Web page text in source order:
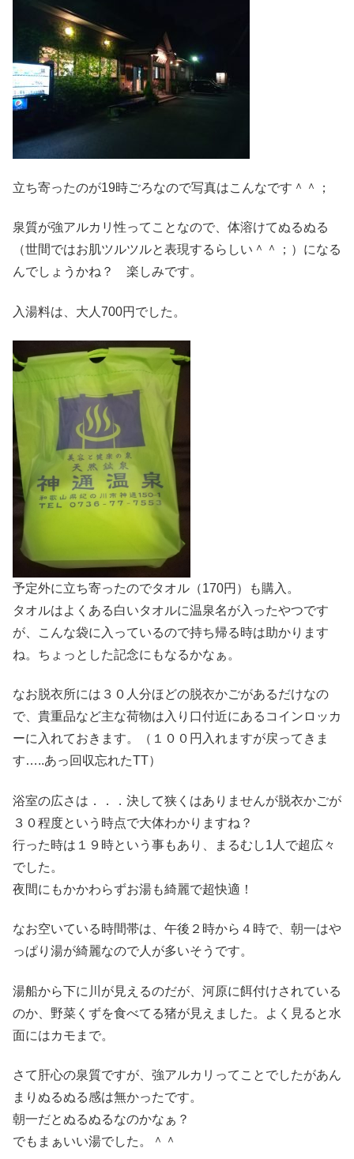
立ち寄ったのが19時ごろなので写真はこんなです＾＾；
泉質が強アルカリ性ってことなので、体溶けてぬるぬる
（世間ではお肌ツルツルと表現するらしい＾＾；）になる
んでしょうかね？ 楽しみです。
入湯料は、大人700円でした。
予定外に立ち寄ったのでタオル（170円）も購入。
タオルはよくある白いタオルに温泉名が入ったやつです
が、こんな袋に入っているので持ち帰る時は助かります
ね。ちょっとした記念にもなるかなぁ。
なお脱衣所には３０人分ほどの脱衣かごがあるだけなの
で、貴重品など主な荷物は入り口付近にあるコインロッカ
ーに入れておきます。（１００円入れますが戻ってきま
す…..あっ回収忘れたTT）
浴室の広さは．．．決して狭くはありませんが脱衣かごが
３０程度という時点で大体わかりますね？
行った時は１９時という事もあり、まるむし1人で超広々
でした。
夜間にもかかわらずお湯も綺麗で超快適！
なお空いている時間帯は、午後２時から４時で、朝一はや
っぱり湯が綺麗なので人が多いそうです。
湯船から下に川が見えるのだが、河原に餌付けされている
のか、野菜くずを食べてる猪が見えました。よく見ると水
面にはカモまで。
さて肝心の泉質ですが、強アルカリってことでしたがあん
まりぬるぬる感は無かったです。
朝一だとぬるぬるなのかなぁ？
でもまぁいい湯でした。＾＾